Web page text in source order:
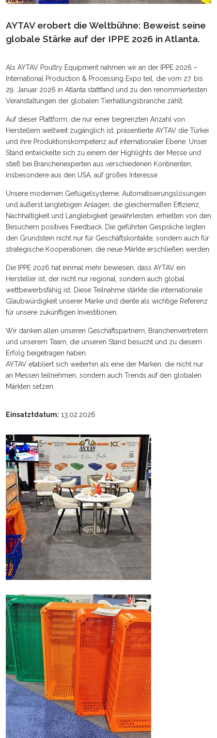
AYTAV erobert die Weltbühne: Beweist seine
globale Stärke auf der IPPE 2026 in Atlanta.
Als AYTAV Poultry Equipment nahmen wir an der IPPE 2026 –
International Production & Processing Expo teil, die vom 27. bis
29. Januar 2026 in Atlanta stattfand und zu den renommiertesten
Veranstaltungen der globalen Tierhaltungsbranche zählt.
Auf dieser Plattform, die nur einer begrenzten Anzahl von
Herstellern weltweit zugänglich ist, präsentierte AYTAV die Türkei
und ihre Produktionskompetenz auf internationaler Ebene. Unser
Stand entwickelte sich zu einem der Highlights der Messe und
stieß bei Branchenexperten aus verschiedenen Kontinenten,
insbesondere aus den USA, auf großes Interesse.
Unsere modernen Geflügelsysteme, Automatisierungslösungen
und äußerst langlebigen Anlagen, die gleichermaßen Effizienz,
Nachhaltigkeit und Langlebigkeit gewährleisten, erhielten von den
Besuchern positives Feedback. Die geführten Gespräche legten
den Grundstein nicht nur für Geschäftskontakte, sondern auch für
strategische Kooperationen, die neue Märkte erschließen werden.
Die IPPE 2026 hat einmal mehr bewiesen, dass AYTAV ein
Hersteller ist, der nicht nur regional, sondern auch global
wettbewerbsfähig ist. Diese Teilnahme stärkte die internationale
Glaubwürdigkeit unserer Marke und diente als wichtige Referenz
für unsere zukünftigen Investitionen.
Wir danken allen unseren Geschäftspartnern, Branchenvertretern
und unserem Team, die unseren Stand besucht und zu diesem
Erfolg beigetragen haben.
AYTAV etabliert sich weiterhin als eine der Marken, die nicht nur
an Messen teilnehmen, sondern auch Trends auf den globalen
Märkten setzen.
Einsatztdatum: 13.02.2026